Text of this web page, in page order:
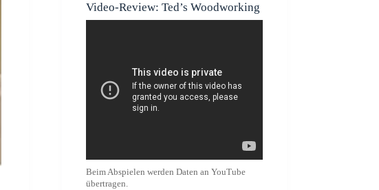
Video-Review: Ted’s Woodworking
Beim Abspielen werden Daten an YouTube
übertragen.